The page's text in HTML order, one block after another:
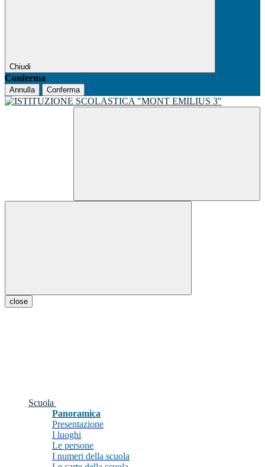
Chiudi
Conferma
Annulla Conferma
close
Scuola
Panoramica
Presentazione
I luoghi
Le persone
I numeri della scuola